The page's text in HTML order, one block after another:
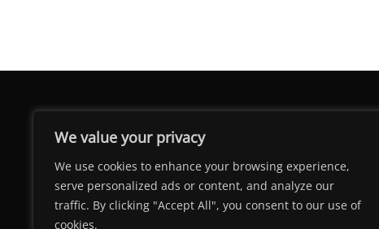
We value your privacy
We use cookies to enhance your browsing experience,
serve personalized ads or content, and analyze our
traffic. By clicking "Accept All", you consent to our use of
cookies.